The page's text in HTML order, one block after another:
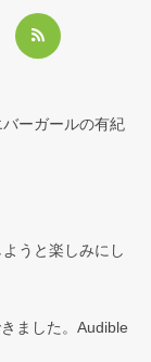
ーガールの有紀
うと楽しみにし
ました。Audible